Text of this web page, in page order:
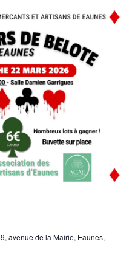
avenue de la Mairie, Eaunes,